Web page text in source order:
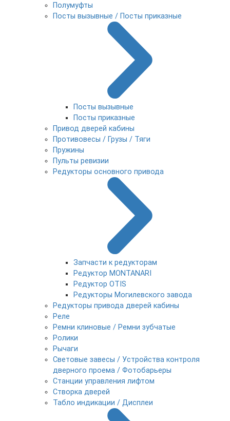
Полумуфты
Посты вызывные / Посты приказные
Посты вызывные
Посты приказные
Привод дверей кабины
Противовесы / Грузы / Тяги
Пружины
Пульты ревизии
Редукторы основного привода
Запчасти к редукторам
Редуктор MONTANARI
Редуктор OTIS
Редукторы Могилевского завода
Редукторы привода дверей кабины
Реле
Ремни клиновые / Ремни зубчатые
Ролики
Рычаги
Световые завесы / Устройства контроля
дверного проема / Фотобарьеры
Станции управления лифтом
Створка дверей
Табло индикации / Дисплеи